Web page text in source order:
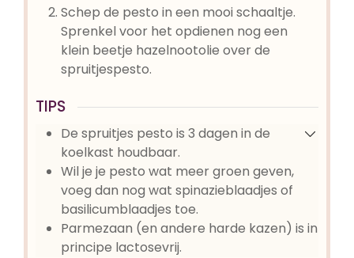
Schep de pesto in een mooi schaaltje.
Sprenkel voor het opdienen nog een
klein beetje hazelnootolie over de
spruitjespesto.
TIPS
De spruitjes pesto is 3 dagen in de
koelkast houdbaar.
Wil je je pesto wat meer groen geven,
voeg dan nog wat spinazieblaadjes of
basilicumblaadjes toe.
Parmezaan (en andere harde kazen) is in
principe lactosevrij.